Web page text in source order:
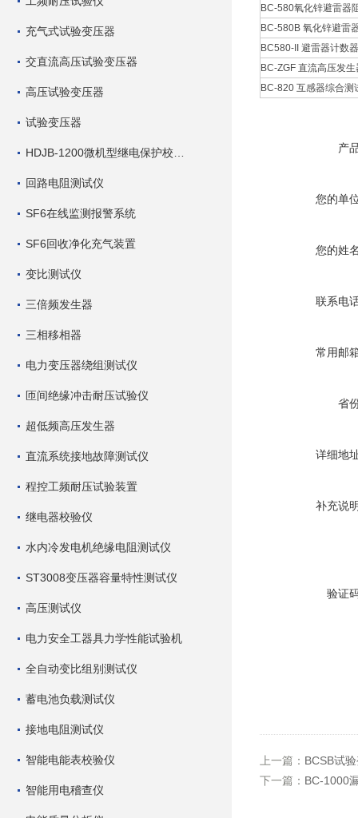
充气式试验变压器
交直流高压试验变压器
高压试验变压器
试验变压器
回路电阻测试仪
SF6在线监测报警系统
SF6回收净化充气装置
变比测试仪
三倍频发生器
三相移相器
电力变压器绕组测试仪
匝间绝缘冲击耐压试验仪
超低频高压发生器
直流系统接地故障测试仪
程控工频耐压试验装置
继电器校验仪
水内冷发电机绝缘电阻测试仪
ST3008变压器容量特性测试仪
高压测试仪
电力安全工器具力学性能试验机
全自动变比组别测试仪
蓄电池负载测试仪
接地电阻测试仪
智能电能表校验仪
智能用电稽查仪
BC-580氧化锌避雷器
BC-580B 氧化锌避雷
BC580-II 避雷器计数
BC-ZGF 直流高压发
BC-820 互感器综合测
产
您的单
您的姓
联系电
常用邮
省
详细地
补充说
验证
上一篇： BCSB试
下一篇： BC-1000